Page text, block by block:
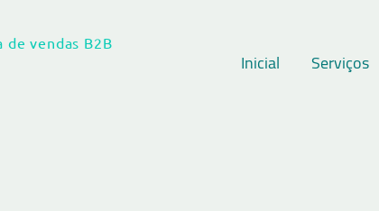
Inicial Serviços